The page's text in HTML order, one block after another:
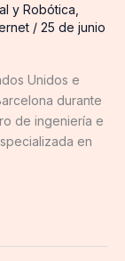
y Robótica
/ 25 de junio
Unidos e
durante
de ingeniería e
en